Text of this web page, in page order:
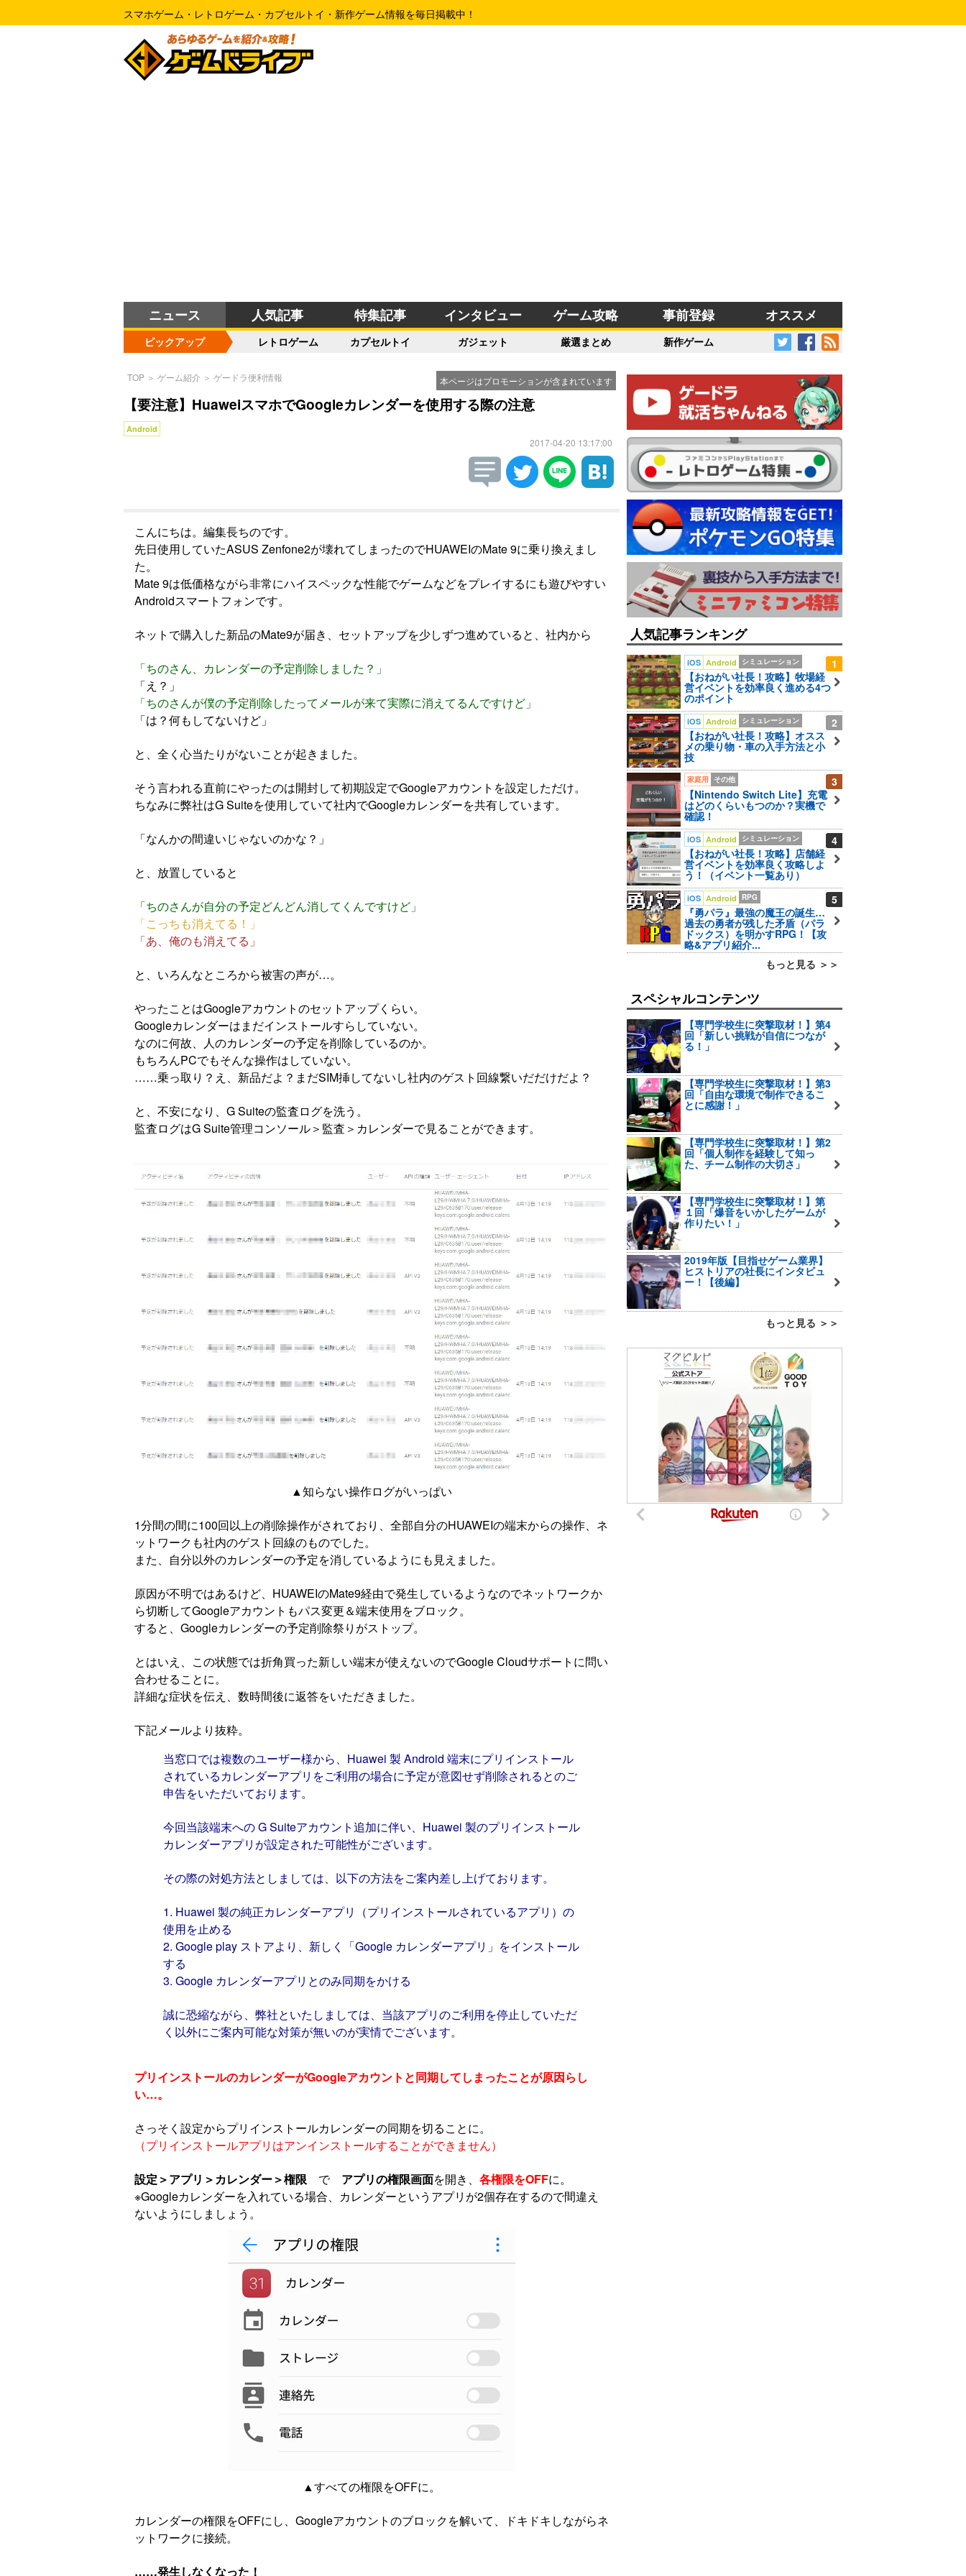
スマホゲーム・レトロゲーム・カプセルトイ・新作ゲーム情報を毎日掲載中！
ニュース 人気記事 特集記事 インタビュー ゲーム攻略 事前登録 オススメ
ピックアップ レトロゲーム カプセルトイ ガジェット 厳選まとめ 新作ゲーム
本ページはプロモーションが含まれています
TOP ＞ ゲーム紹介 ＞ ゲードラ便利情報
【要注意】HuaweiスマホでGoogleカレンダーを使用する際の注意
Android
2017-04-20 13:17:00
こんにちは。編集長ちのです。
先日使用していたASUS Zenfone2が壊れてしまったのでHUAWEIのMate 9に乗り換えまし
た。
Mate 9は低価格ながら非常にハイスペックな性能でゲームなどをプレイするにも遊びやすい
Androidスマートフォンです。
ネットで購入した新品のMate9が届き、セットアップを少しずつ進めていると、社内から
「ちのさん、カレンダーの予定削除しました？」
「え？」
「ちのさんが僕の予定削除したってメールが来て実際に消えてるんですけど」
「は？何もしてないけど」
と、全く心当たりがないことが起きました。
そう言われる直前にやったのは開封して初期設定でGoogleアカウントを設定しただけ。
ちなみに弊社はG Suiteを使用していて社内でGoogleカレンダーを共有しています。
「なんかの間違いじゃないのかな？」
と、放置していると
「ちのさんが自分の予定どんどん消してくんですけど」
「こっちも消えてる！」
「あ、俺のも消えてる」
と、いろんなところから被害の声が…。
やったことはGoogleアカウントのセットアップくらい。
Googleカレンダーはまだインストールすらしていない。
なのに何故、人のカレンダーの予定を削除しているのか。
もちろんPCでもそんな操作はしていない。
……乗っ取り？え、新品だよ？まだSIM挿してないし社内のゲスト回線繋いだだけだよ？
と、不安になり、G Suiteの監査ログを洗う。
監査ログはG Suite管理コンソール＞監査＞カレンダーで見ることができます。
▲知らない操作ログがいっぱい
1分間の間に100回以上の削除操作がされており、全部自分のHUAWEIの端末からの操作、ネ
ットワークも社内のゲスト回線のものでした。
また、自分以外のカレンダーの予定を消しているようにも見えました。
原因が不明ではあるけど、HUAWEIのMate9経由で発生しているようなのでネットワークか
ら切断してGoogleアカウントもパス変更＆端末使用をブロック。
すると、Googleカレンダーの予定削除祭りがストップ。
とはいえ、この状態では折角買った新しい端末が使えないのでGoogle Cloudサポートに問い
合わせることに。
詳細な症状を伝え、数時間後に返答をいただきました。
下記メールより抜粋。
当窓口では複数のユーザー様から、Huawei 製 Android 端末にプリインストール
されているカレンダーアプリをご利用の場合に予定が意図せず削除されるとのご
申告をいただいております。
今回当該端末への G Suiteアカウント追加に伴い、Huawei 製のプリインストール
カレンダーアプリが設定された可能性がございます。
その際の対処方法としましては、以下の方法をご案内差し上げております。
1. Huawei 製の純正カレンダーアプリ（プリインストールされているアプリ）の
使用を止める
2. Google play ストアより、新しく「Google カレンダーアプリ」をインストール
する
3. Google カレンダーアプリとのみ同期をかける
誠に恐縮ながら、弊社といたしましては、当該アプリのご利用を停止していただ
く以外にご案内可能な対策が無いのが実情でございます。
プリインストールのカレンダーがGoogleアカウントと同期してしまったことが原因らし
い…。
さっそく設定からプリインストールカレンダーの同期を切ることに。
（プリインストールアプリはアンインストールすることができません）
設定＞アプリ＞カレンダー＞権限 で アプリの権限画面を開き、 各権限をOFFに。
※Googleカレンダーを入れている場合、カレンダーというアプリが2個存在するので間違え
ないようにしましょう。
▲すべての権限をOFFに。
カレンダーの権限をOFFにし、Googleアカウントのブロックを解いて、ドキドキしながらネ
ットワークに接続。
……発生しなくなった！
人気記事ランキング
1
iOS Android シミュレーション
【おねがい社長！攻略】牧場経
営イベントを効率良く進める4つ
のポイント
2
iOS Android シミュレーション
【おねがい社長！攻略】オスス
メの乗り物・車の入手方法と小
技
3
家庭用 その他
【Nintendo Switch Lite】充電
はどのくらいもつのか？実機で
確認！
4
iOS Android シミュレーション
【おねがい社長！攻略】店舗経
営イベントを効率良く攻略しよ
う！（イベント一覧あり）
5
iOS Android RPG
『勇パラ』最強の魔王の誕生…
過去の勇者が残した矛盾（パラ
ドックス）を明かすRPG！【攻
略&アプリ紹介...
もっと見る ＞＞
スペシャルコンテンツ
【専門学校生に突撃取材！】第4
回「新しい挑戦が自信につなが
る！」
【専門学校生に突撃取材！】第3
回「自由な環境で制作できるこ
とに感謝！」
【専門学校生に突撃取材！】第2
回「個人制作を経験して知っ
た、チーム制作の大切さ」
【専門学校生に突撃取材！】第
１回「爆音をいかしたゲームが
作りたい！」
2019年版【目指せゲーム業界】
ヒストリアの社長にインタビュ
ー！【後編】
もっと見る ＞＞